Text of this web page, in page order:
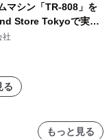
マシン「TR-808」を
Store Tokyoで実機
念キャンペーンを開
NTS」の 特別プログ
フィーチャーしたアニ
開～
社
る
もっと見る